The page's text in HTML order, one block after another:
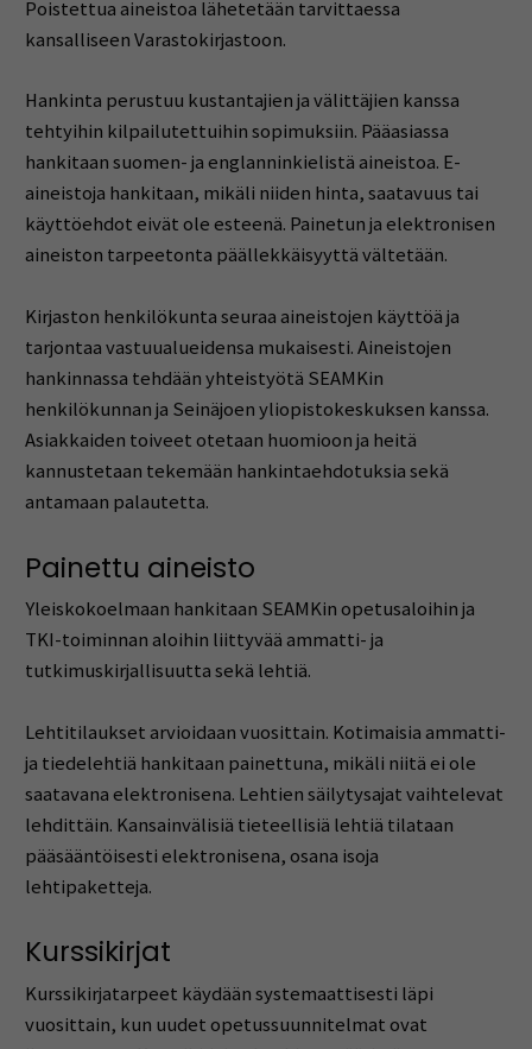
Poistettua aineistoa lähetetään tarvittaessa
kansalliseen Varastokirjastoon.
Hankinta perustuu kustantajien ja välittäjien kanssa
tehtyihin kilpailutettuihin sopimuksiin. Pääasiassa
hankitaan suomen- ja englanninkielistä aineistoa. E-
aineistoja hankitaan, mikäli niiden hinta, saatavuus tai
käyttöehdot eivät ole esteenä. Painetun ja elektronisen
aineiston tarpeetonta päällekkäisyyttä vältetään.
Kirjaston henkilökunta seuraa aineistojen käyttöä ja
tarjontaa vastuualueidensa mukaisesti. Aineistojen
hankinnassa tehdään yhteistyötä SEAMKin
henkilökunnan ja Seinäjoen yliopistokeskuksen kanssa.
Asiakkaiden toiveet otetaan huomioon ja heitä
kannustetaan tekemään hankintaehdotuksia sekä
antamaan palautetta.
Painettu aineisto
Yleiskokoelmaan hankitaan SEAMKin opetusaloihin ja
TKI-toiminnan aloihin liittyvää ammatti- ja
tutkimuskirjallisuutta sekä lehtiä.
Lehtitilaukset arvioidaan vuosittain. Kotimaisia ammatti-
ja tiedelehtiä hankitaan painettuna, mikäli niitä ei ole
saatavana elektronisena. Lehtien säilytysajat vaihtelevat
lehdittäin. Kansainvälisiä tieteellisiä lehtiä tilataan
pääsääntöisesti elektronisena, osana isoja
lehtipaketteja.
Kurssikirjat
Kurssikirjatarpeet käydään systemaattisesti läpi
vuosittain, kun uudet opetussuunnitelmat ovat